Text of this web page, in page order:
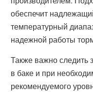
обеспечит
температурный
надежной работы
Также важно следить
в баке и при
рекомендуемого